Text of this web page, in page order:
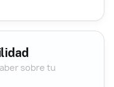
sobre tu